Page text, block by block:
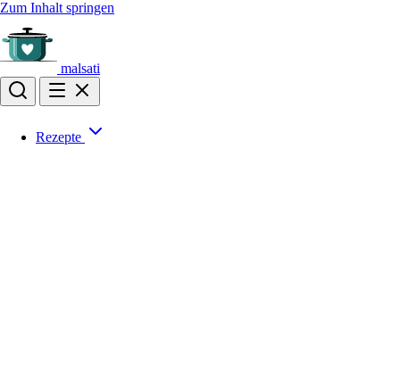
Zum Inhalt springen
malsati
Rezepte